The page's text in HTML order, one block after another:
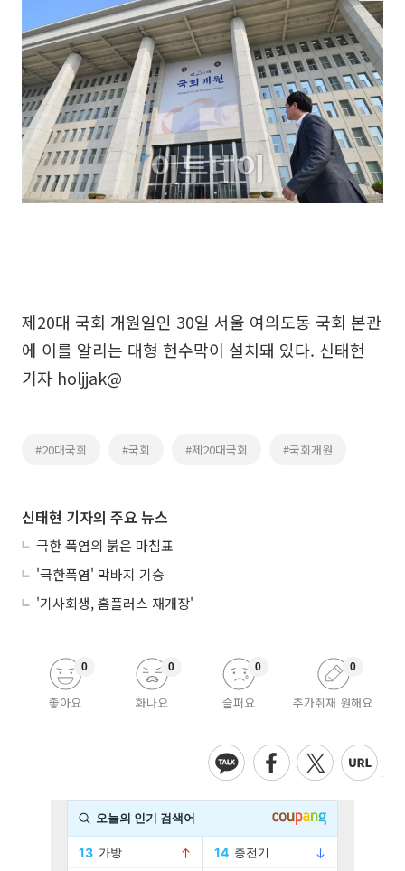
제20대 국회 개원일인 30일 서울 여의도동 국회 본관
에 이를 알리는 대형 현수막이 설치돼 있다. 신태현
기자 holjjak@
#20대국회 #국회 #제20대국회 #국회개원
신태현 기자의 주요 뉴스
극한 폭염의 붉은 마침표
'극한폭염' 막바지 기승
'기사회생, 홈플러스 재개장'
좋아요
0
화나요
0
슬퍼요
0
추가취재 원해요
0